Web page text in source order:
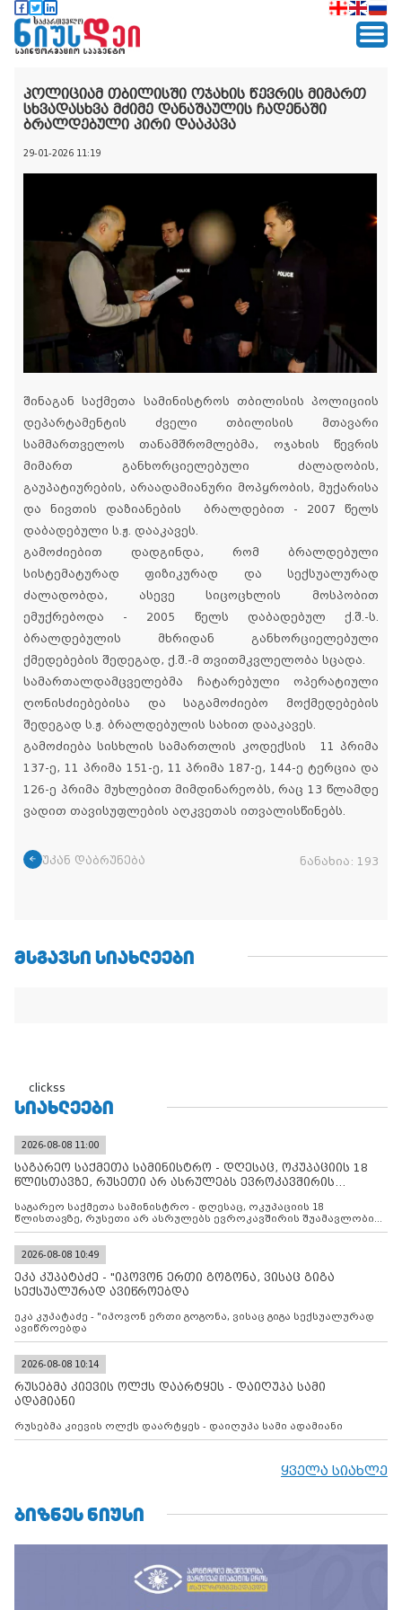
პოლიციამ თბილისში ოჯახის წევრის მიმართ
სხვადასხვა მძიმე დანაშაულის ჩადენაში
ბრალდებული პირი დააკავა
29-01-2026 11:19
შინაგან საქმეთა სამინისტროს თბილისის პოლიციის
დეპარტამენტის ძველი თბილისის მთავარი
სამმართველოს თანამშრომლებმა, ოჯახის წევრის
მიმართ განხორციელებული ძალადობის,
გაუპატიურების, არაადამიანური მოპყრობის, მუქარისა
და ნივთის დაზიანების ბრალდებით - 2007 წელს
დაბადებული ს.ჟ. დააკავეს.
გამოძიებით დადგინდა, რომ ბრალდებული
სისტემატურად ფიზიკურად და სექსუალურად
ძალადობდა, ასევე სიცოცხლის მოსპობით
ემუქრებოდა - 2005 წელს დაბადებულ ქ.შ.-ს.
ბრალდებულის მხრიდან განხორციელებული
ქმედებების შედეგად, ქ.შ.-მ თვითმკვლელობა სცადა.
სამართალდამცველებმა ჩატარებული ოპერატიული
ღონისძიებებისა და საგამოძიებო მოქმედებების
შედეგად ს.ჟ. ბრალდებულის სახით დააკავეს.
გამოძიება სისხლის სამართლის კოდექსის 11 პრიმა
137-ე, 11 პრიმა 151-ე, 11 პრიმა 187-ე, 144-ე ტერცია და
126-ე პრიმა მუხლებით მიმდინარეობს, რაც 13 წლამდე
ვადით თავისუფლების აღკვეთას ითვალისწინებს.
უკან დაბრუნება ნანახია: 193
ᲛᲡᲒᲐᲕᲡᲘ ᲡᲘᲐᲮᲚᲔᲔᲑᲘ
clickss
ᲡᲘᲐᲮᲚᲔᲔᲑᲘ
2026-08-08 11:00
საგარეო საქმეთა სამინისტრო - დღესაც, ოკუპაციის 18
წლისთავზე, რუსეთი არ ასრულებს ევროკავშირის
საგარეო საქმეთა სამინისტრო - დღესაც, ოკუპაციის 18
წლისთავზე, რუსეთი არ ასრულებს ევროკავშირის შუამავლობით
დადებულ 2008 წლის 12 აგვისტოს ცეცხლის შეწყვეტის
კონტროლს ოკუპირებულ რეგიონებში, აგრძელებს მათი
მილიტარიზაციის პროცესს და აქტიურად დგამს ნაბიჯებს მათი
ფაქტობრივი ანექსიისკენ
2026-08-08 10:49
ეკა კუპატაძე - "იპოვონ ერთი გოგონა, ვისაც გიგა
სექსუალურად ავიწროებდა
ეკა კუპატაძე - "იპოვონ ერთი გოგონა, ვისაც გიგა სექსუალურად
ავიწროებდა
2026-08-08 10:14
რუსებმა კიევის ოლქს დაარტყეს - დაიღუპა სამი
ადამიანი
რუსებმა კიევის ოლქს დაარტყეს - დაიღუპა სამი ადამიანი
ყველა სიახლე
ᲑᲘᲖᲜᲔᲡ ᲜᲘᲣᲡᲘ